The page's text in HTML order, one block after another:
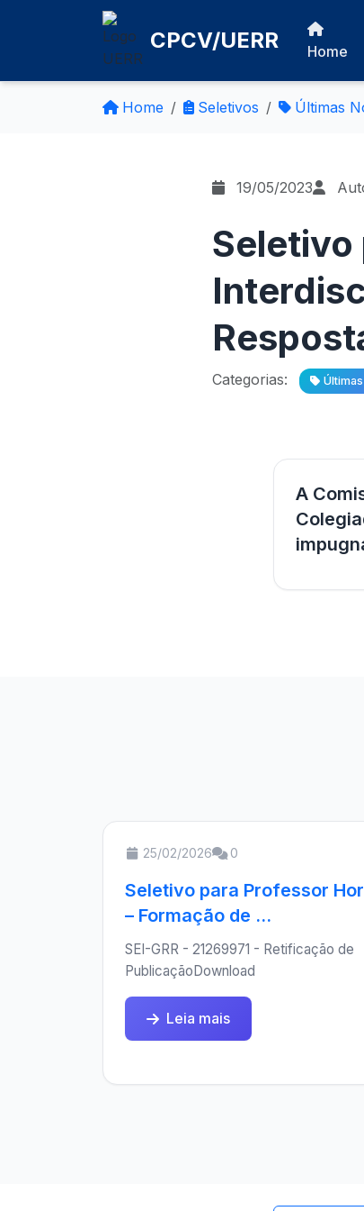
CPCV/UERR Home
Home Seletivos Últimas
19/05/2023
Seletivo
Categorias:
A
25/02/2026 0
Seletivo para Professor
– Formação de ...
SEI-GRR - 21269971 - Retificação de
PublicaçãoDownload
Leia mais